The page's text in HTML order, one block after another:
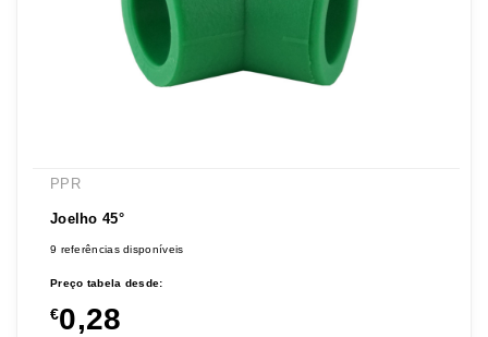
PPR
Joelho 45°
9 referências disponíveis
Preço tabela desde:
€0,28